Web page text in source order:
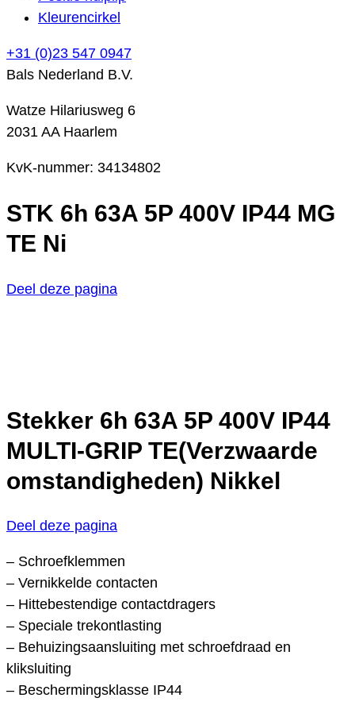
Kleurencirkel
+31 (0)23 547 0947
Bals Nederland B.V.
Watze Hilariusweg 6
2031 AA Haarlem
KvK-nummer: 34134802
STK 6h 63A 5P 400V IP44 MG
TE Ni
Deel deze pagina
Stekker 6h 63A 5P 400V IP44
MULTI-GRIP TE(Verzwaarde
omstandigheden) Nikkel
Deel deze pagina
– Schroefklemmen
– Vernikkelde contacten
– Hittebestendige contactdragers
– Speciale trekontlasting
– Behuizingsaansluiting met schroefdraad en
kliksluiting
– Beschermingsklasse IP44